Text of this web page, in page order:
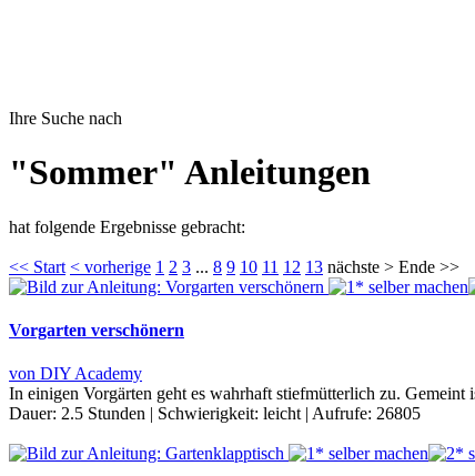
Ihre Suche nach
"Sommer" Anleitungen
hat folgende Ergebnisse gebracht:
<< Start < vorherige 1 2 3 ... 8 9 10 11 12 13 nächste > Ende >>
Vorgarten verschönern
von DIY Academy
In einigen Vorgärten geht es wahrhaft stiefmütterlich zu.
Dauer: 2.5 Stunden | Schwierigkeit: leicht | Aufrufe: 26805